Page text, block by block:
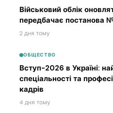
Військовий облік
передбачає постанова
2 дня тому
ОБЩЕСТВО
Вступ-2026 в Україні:
спеціальності та
кадрів
4 дня тому